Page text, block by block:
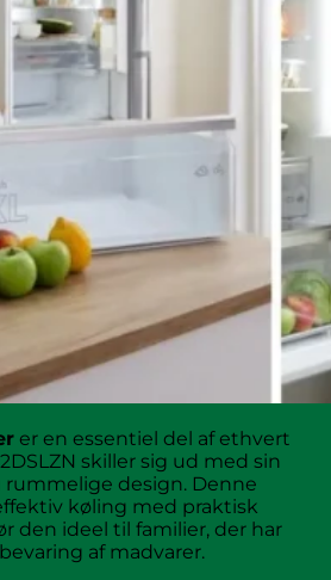
er en essentiel del af ethvert
skiller sig ud med sin
design. Denne
køling med praktisk
den ideel til familier, der har
af madvarer.